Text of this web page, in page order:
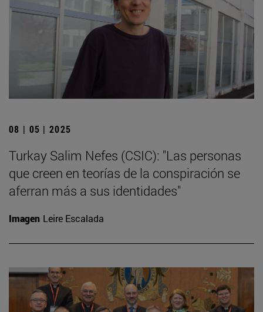
08 | 05 | 2025
Turkay Salim Nefes (CSIC): "Las personas
que creen en teorías de la conspiración se
aferran más a sus identidades"
Imagen Leire Escalada